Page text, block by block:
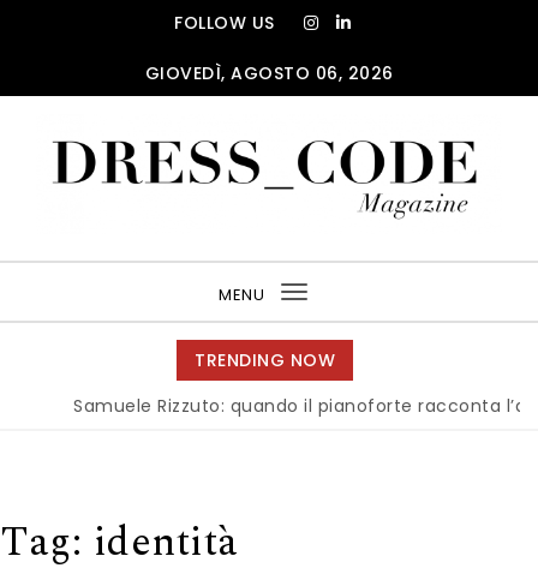
FOLLOW US
GIOVEDÌ, AGOSTO 06, 2026
MENU
Toggle
navigation
TRENDING NOW
Samuele Rizzuto: quando il pianoforte racconta l’anima
Tag: identità